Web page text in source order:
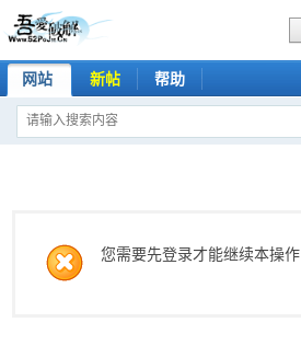
网站 新帖 帮助
您需要先登录才能继续本操作